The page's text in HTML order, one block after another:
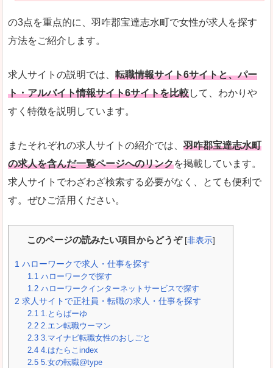
の3点を重点的に、羽咋郡宝達志水町で女性が求人を探す
方法をご紹介します。
求人サイトの説明では、 転職情報サイト6サイトと、パー
ト・アルバイト情報サイト6サイトを比較して、わかりや
すく特徴を説明しています。
またそれぞれの求人サイトの紹介では、 羽咋郡宝達志水町
の求人を含んだ一覧ページへのリンクを掲載しています。
求人サイトでわざわざ検索する必要がなく、とても便利で
す。ぜひご活用ください。
このページの読みたい項目からどうぞ [非表示]
1 ハローワークで求人・仕事を探す
1.1 ハローワークで探す
1.2 ハローワークインターネットサービスで探す
2 求人サイトで正社員・転職の求人・仕事を探す
2.1 1.とらばーゆ
2.2 2.エン転職ウーマン
2.3 3.マイナビ転職女性のおしごと
2.4 4.はたらこindex
2.5 5.女の転職@type